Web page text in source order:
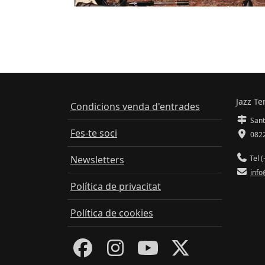
Condicions venda d'entrades
Fes-te soci
Newsletters
Política de privacitat
Política de cookies
Jazz
Tel